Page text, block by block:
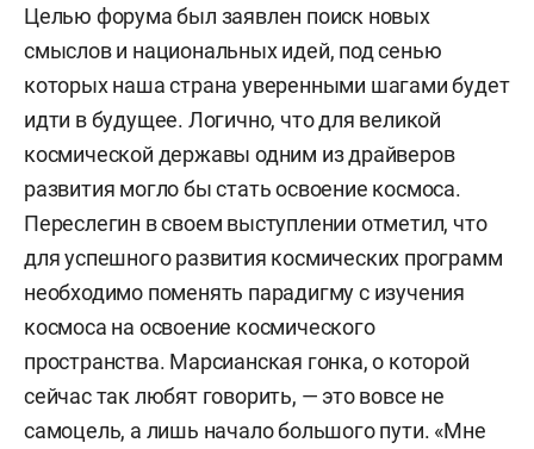
Целью форума был заявлен поиск новых
смыслов и национальных идей, под сенью
которых наша страна уверенными шагами будет
идти в будущее. Логично, что для великой
космической державы одним из драйверов
развития могло бы стать освоение космоса.
Переслегин в своем выступлении отметил, что
для успешного развития космических программ
необходимо поменять парадигму с изучения
космоса на освоение космического
пространства. Марсианская гонка, о которой
сейчас так любят говорить, — это вовсе не
самоцель, а лишь начало большого пути. «Мне